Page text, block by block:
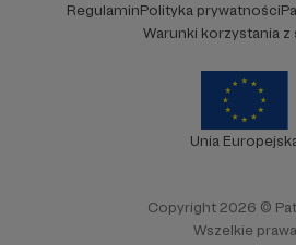
RegulaminPolityka prywatności
Warunki korzystania z
Unia
Copyright 2026 ©
Wszelkie prawa